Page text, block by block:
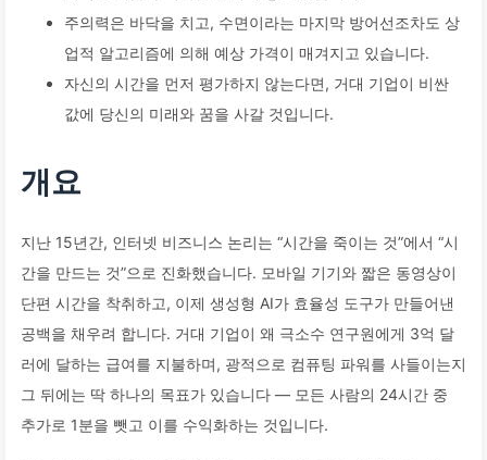
주의력은 바닥을 치고, 수면이라는 마지막 방어선조차도 상
업적 알고리즘에 의해 예상 가격이 매겨지고 있습니다.
자신의 시간을 먼저 평가하지 않는다면, 거대 기업이 비싼
값에 당신의 미래와 꿈을 사갈 것입니다.
개요
지난 15년간, 인터넷 비즈니스 논리는 “시간을 죽이는 것”에서 “시
간을 만드는 것”으로 진화했습니다. 모바일 기기와 짧은 동영상이
단편 시간을 착취하고, 이제 생성형 AI가 효율성 도구가 만들어낸
공백을 채우려 합니다. 거대 기업이 왜 극소수 연구원에게 3억 달
러에 달하는 급여를 지불하며, 광적으로 컴퓨팅 파워를 사들이는지
그 뒤에는 딱 하나의 목표가 있습니다 — 모든 사람의 24시간 중
추가로 1분을 뺏고 이를 수익화하는 것입니다.